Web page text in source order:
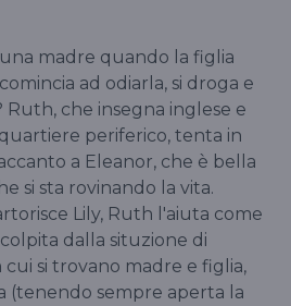
madre quando la figlia
ad odiarla, si droga e
Ruth, che insegna inglese e
periferico, tenta in
a Eleanor, che è bella
si sta rovinando la vita.
Lily, Ruth l'aiuta come
dalla situzione di
si trovano madre e figlia,
(tenendo sempre aperta la